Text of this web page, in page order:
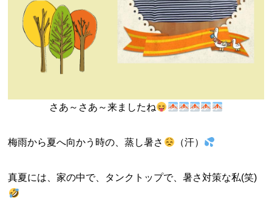
さあ～さあ～来ましたね
梅雨から夏へ向かう時の、蒸し暑さ （汗）
真夏には、家の中で、タンクトップで、暑さ対策な私(笑)